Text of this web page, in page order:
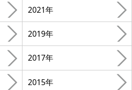
2021年
2019年
2017年
2015年